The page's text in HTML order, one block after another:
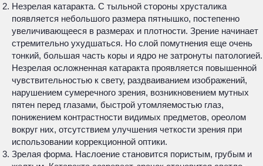
Незрелая катаракта. С тыльной стороны хрусталика
появляется небольшого размера пятнышко, постепенно
увеличивающееся в размерах и плотности. Зрение начинает
стремительно ухудшаться. Но слой помутнения еще очень
тонкий, большая часть коры и ядро не затронуты патологией.
Незрелая осложненная катаракта проявляется повышенной
чувствительностью к свету, раздваиванием изображений,
нарушением сумеречного зрения, возникновением мутных
пятен перед глазами, быстрой утомляемостью глаз,
понижением контрастности видимых предметов, ореолом
вокруг них, отсутствием улучшения четкости зрения при
использовании коррекционной оптики.
Зрелая форма. Наслоение становится пористым, грубым и